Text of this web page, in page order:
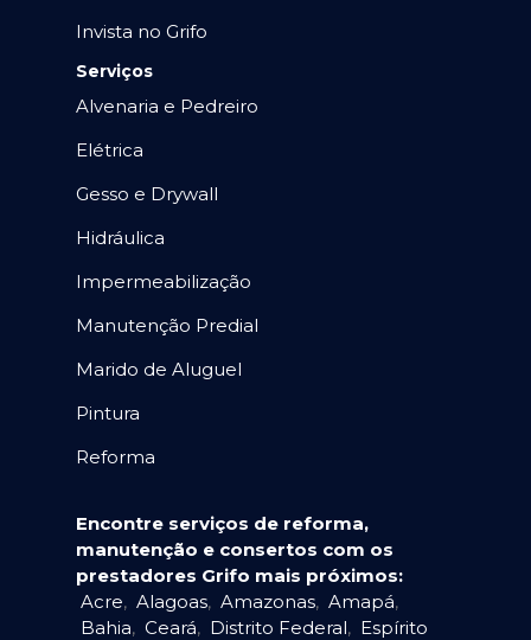
Invista no Grifo
Serviços
Alvenaria e Pedreiro
Elétrica
Gesso e Drywall
Hidráulica
Impermeabilização
Manutenção Predial
Marido de Aluguel
Pintura
Reforma
Encontre serviços de reforma,
manutenção e consertos com os
prestadores Grifo mais próximos:
Acre, Alagoas, Amazonas, Amapá,
Bahia, Ceará, Distrito Federal, Espírito